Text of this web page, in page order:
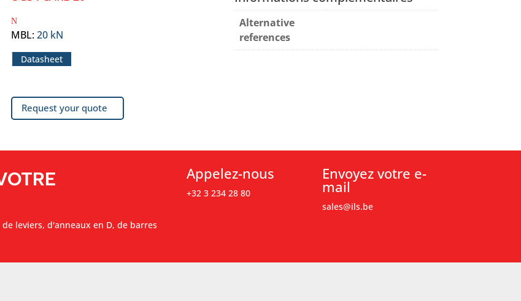
MBL:20 kN
Datasheet
Request your quote
Alternative
references
leviers, d'anneaux en D, de barres
Appelez-nous
+32 3 234 28 80
Envoyez votre e-
mail
sales@ils.be